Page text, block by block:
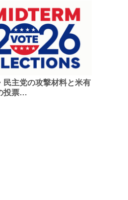
民主党の攻撃材料と米有
投票…